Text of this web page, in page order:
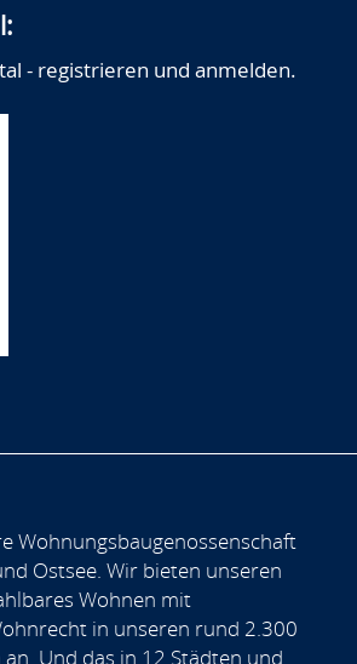
- registrieren und anmelden.
Wohnungsbaugenossenschaft
Ostsee. Wir bieten unseren
Wohnen mit
in unseren rund 2.300
Und das in 12 Städten und